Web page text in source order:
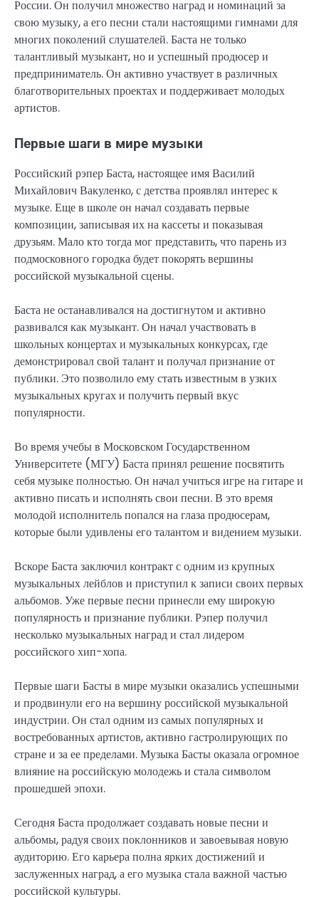
России. Он получил множество наград и номинаций за
свою музыку, а его песни стали настоящими гимнами для
многих поколений слушателей. Баста не только
талантливый музыкант, но и успешный продюсер и
предприниматель. Он активно участвует в различных
благотворительных проектах и поддерживает молодых
артистов.
Первые шаги в мире музыки
Российский рэпер Баста, настоящее имя Василий
Михайлович Вакуленко, с детства проявлял интерес к
музыке. Еще в школе он начал создавать первые
композиции, записывая их на кассеты и показывая
друзьям. Мало кто тогда мог представить, что парень из
подмосковного городка будет покорять вершины
российской музыкальной сцены.
Баста не останавливался на достигнутом и активно
развивался как музыкант. Он начал участвовать в
школьных концертах и музыкальных конкурсах, где
демонстрировал свой талант и получал признание от
публики. Это позволило ему стать известным в узких
музыкальных кругах и получить первый вкус
популярности.
Во время учебы в Московском Государственном
Университете (МГУ) Баста принял решение посвятить
себя музыке полностью. Он начал учиться игре на гитаре и
активно писать и исполнять свои песни. В это время
молодой исполнитель попался на глаза продюсерам,
которые были удивлены его талантом и видением музыки.
Вскоре Баста заключил контракт с одним из крупных
музыкальных лейблов и приступил к записи своих первых
альбомов. Уже первые песни принесли ему широкую
популярность и признание публики. Рэпер получил
несколько музыкальных наград и стал лидером
российского хип-хопа.
Первые шаги Басты в мире музыки оказались успешными
и продвинули его на вершину российской музыкальной
индустрии. Он стал одним из самых популярных и
востребованных артистов, активно гастролирующих по
стране и за ее пределами. Музыка Басты оказала огромное
влияние на российскую молодежь и стала символом
прошедшей эпохи.
Сегодня Баста продолжает создавать новые песни и
альбомы, радуя своих поклонников и завоевывая новую
аудиторию. Его карьера полна ярких достижений и
заслуженных наград, а его музыка стала важной частью
российской культуры.